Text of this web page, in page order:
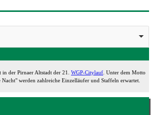
der Pirnaer Altstadt der 21. WGP-Citylauf . Unter dem Motto
werden zahlreiche Einzelläufer und Staffeln erwartet.